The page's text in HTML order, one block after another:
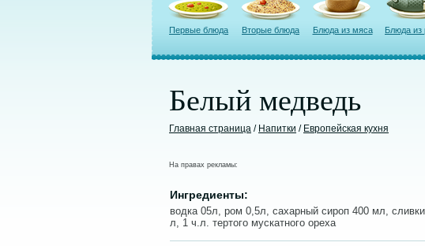
Первые блюда Вторые блюда Блюда из мяса Блюда
Белый медведь
Главная страница / Напитки / Европейская кухня
На правах рекламы:
Ингредиенты:
водка 05л, ром 0,5л, сахарный сироп 400 мл,
л, 1 ч.л. тертого мускатного ореха